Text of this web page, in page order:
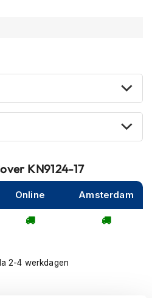
KN9124-17
Online Amsterdam
2-4 werkdagen